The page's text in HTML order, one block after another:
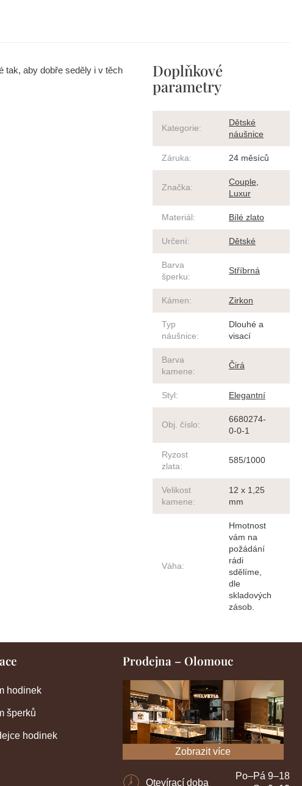
tak, aby dobře seděly i v těch
Doplňkové
parametry
Kategorie:
Dětské
náušnice
Záruka: 24 měsíců
Značka:
Couple,
Luxur
Materiál: Bílé zlato
Určení: Dětské
Barva
šperku:
Stříbrná
Kámen: Zirkon
Typ
náušnice:
Dlouhé a
visací
Barva
kamene:
Čirá
Styl: Elegantní
Obj. číslo:
6680274-
0-0-1
Ryzost
zlata:
585/1000
Velikost
kamene:
12 x 1,25
mm
Váha:
Hmotnost
vám na
požádání
rádi
sdělíme,
dle
skladových
zásob.
hodinek
šperků
hodinek
Prodejna – Olomouc
Zobrazit více
Otevírací doba
Po–Pá 9–18